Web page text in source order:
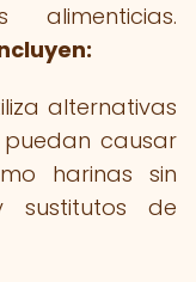
alimenticias.
alternativas
causar
harinas sin
sustitutos de